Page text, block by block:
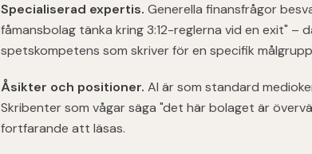
Specialiserad expertis. Generella finansfrågor
fåmansbolag tänka kring 3:12-reglerna vid en exit" –
spetskompetens som skriver för en specifik
Åsikter och positioner. AI är som standard
Skribenter som vågar säga "det här bolaget är
fortfarande att läsas.